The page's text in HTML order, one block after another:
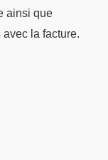
ainsi que
avec la facture.